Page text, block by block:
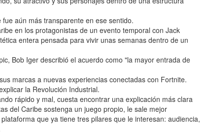
aún más transparente en ese sentido.
en los protagonistas de un evento temporal con Jack
entera pensada para vivir unas semanas dentro de un
Bob Iger describió el acuerdo como "la mayor entrada de
marcas a nuevas experiencias conectadas con Fortnite.
la Revolución Industrial.
rápido y mal, cuesta encontrar una explicación más clara
del Caribe sostenga un juego propio, le sale mejor
que ya tiene tres pilares que le interesan: audiencia,